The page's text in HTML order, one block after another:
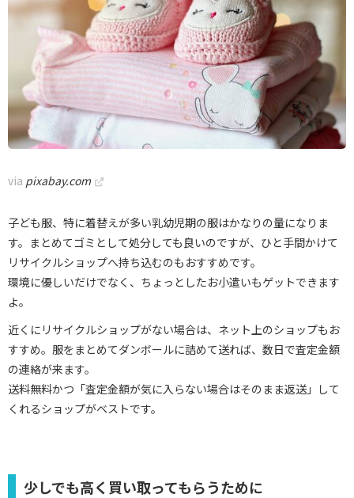
via pixabay.com
子ども服、特に着替えが多い乳幼児期の服はかなりの量になりま
す。まとめてゴミとして処分しても良いのですが、ひと手間かけて
リサイクルショップへ持ち込むのもおすすめです。
環境に優しいだけでなく、ちょっとしたお小遣いもゲットできます
よ。
近くにリサイクルショップがない場合は、ネット上のショップもお
すすめ。服をまとめてダンボールに詰めて送れば、数日で査定金額
の連絡が来ます。
送料無料かつ「査定金額が気に入らない場合はそのまま返送」して
くれるショップがベストです。
少しでも高く買い取ってもらうために